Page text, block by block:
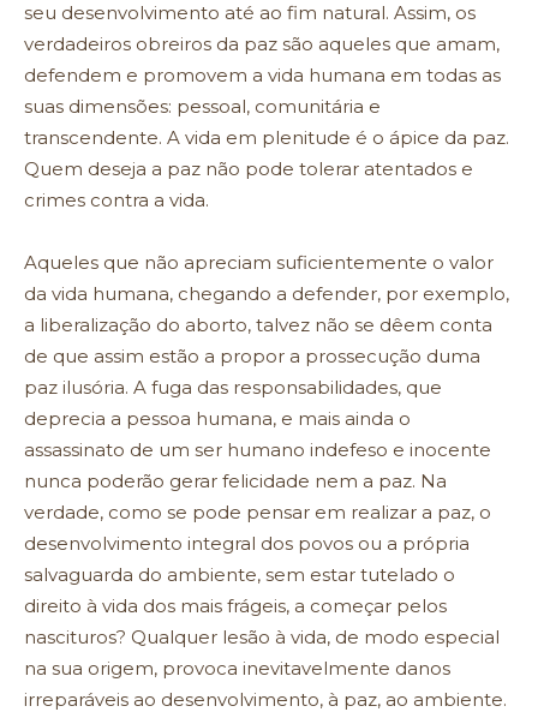
seu desenvolvimento até ao fim natural. Assim, os
verdadeiros obreiros da paz são aqueles que amam,
defendem e promovem a vida humana em todas as
suas dimensões: pessoal, comunitária e
transcendente. A vida em plenitude é o ápice da paz.
Quem deseja a paz não pode tolerar atentados e
crimes contra a vida.
Aqueles que não apreciam suficientemente o valor
da vida humana, chegando a defender, por exemplo,
a liberalização do aborto, talvez não se dêem conta
de que assim estão a propor a prossecução duma
paz ilusória. A fuga das responsabilidades, que
deprecia a pessoa humana, e mais ainda o
assassinato de um ser humano indefeso e inocente
nunca poderão gerar felicidade nem a paz. Na
verdade, como se pode pensar em realizar a paz, o
desenvolvimento integral dos povos ou a própria
salvaguarda do ambiente, sem estar tutelado o
direito à vida dos mais frágeis, a começar pelos
nascituros? Qualquer lesão à vida, de modo especial
na sua origem, provoca inevitavelmente danos
irreparáveis ao desenvolvimento, à paz, ao ambiente.